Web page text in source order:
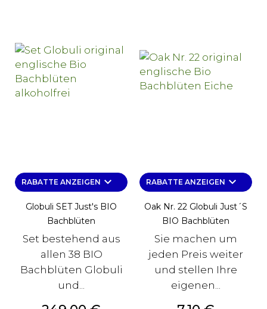
RABATTE ANZEIGEN keyboard_arrow_down
Globuli SET Just's BIO
Bachblüten
Set bestehend aus
allen 38 BIO
Bachblüten Globuli
und...
RABATTE ANZEIGEN keyboard_arrow_down
Oak Nr. 22 Globuli Just´s
BIO Bachblüten
Sie machen um
jeden Preis weiter
und stellen Ihre
eigenen...